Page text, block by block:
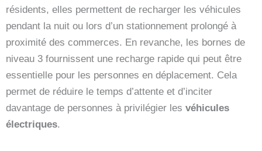
résidents, elles permettent de recharger les véhicules
pendant la nuit ou lors d’un stationnement prolongé à
proximité des commerces. En revanche, les bornes de
niveau 3 fournissent une recharge rapide qui peut être
essentielle pour les personnes en déplacement. Cela
permet de réduire le temps d’attente et d’inciter
davantage de personnes à privilégier les véhicules
électriques.